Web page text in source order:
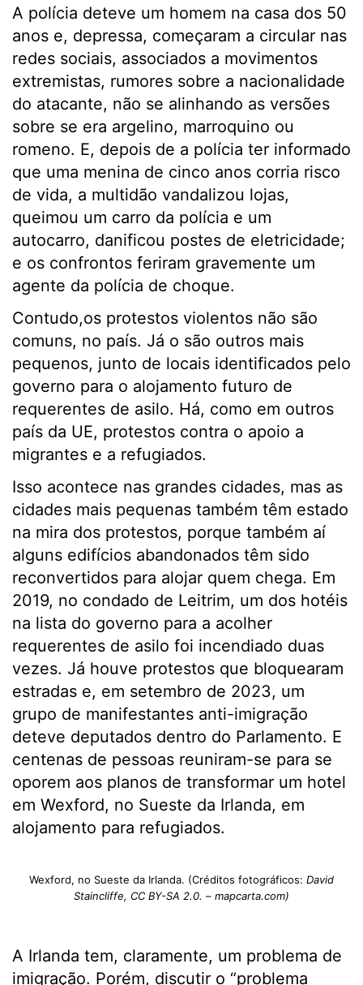
A polícia deteve um homem na casa dos 50
anos e, depressa, começaram a circular nas
redes sociais, associados a movimentos
extremistas, rumores sobre a nacionalidade
do atacante, não se alinhando as versões
sobre se era argelino, marroquino ou
romeno. E, depois de a polícia ter informado
que uma menina de cinco anos corria risco
de vida, a multidão vandalizou lojas,
queimou um carro da polícia e um
autocarro, danificou postes de eletricidade;
e os confrontos feriram gravemente um
agente da polícia de choque.
Contudo,os protestos violentos não são
comuns, no país. Já o são outros mais
pequenos, junto de locais identificados pelo
governo para o alojamento futuro de
requerentes de asilo. Há, como em outros
país da UE, protestos contra o apoio a
migrantes e a refugiados.
Isso acontece nas grandes cidades, mas as
cidades mais pequenas também têm estado
na mira dos protestos, porque também aí
alguns edifícios abandonados têm sido
reconvertidos para alojar quem chega. Em
2019, no condado de Leitrim, um dos hotéis
na lista do governo para a acolher
requerentes de asilo foi incendiado duas
vezes. Já houve protestos que bloquearam
estradas e, em setembro de 2023, um
grupo de manifestantes anti-imigração
deteve deputados dentro do Parlamento. E
centenas de pessoas reuniram-se para se
oporem aos planos de transformar um hotel
em Wexford, no Sueste da Irlanda, em
alojamento para refugiados.
Wexford, no Sueste da Irlanda. (Créditos fotográficos: David
Staincliffe, CC BY-SA 2.0. – mapcarta.com)
A Irlanda tem, claramente, um problema de
imigração. Porém, discutir o “problema